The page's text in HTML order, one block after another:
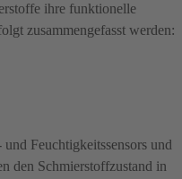
ihre funktionelle
zusammengefasst werden:
Feuchtigkeitssensors und
den Schmierstoffzustand in